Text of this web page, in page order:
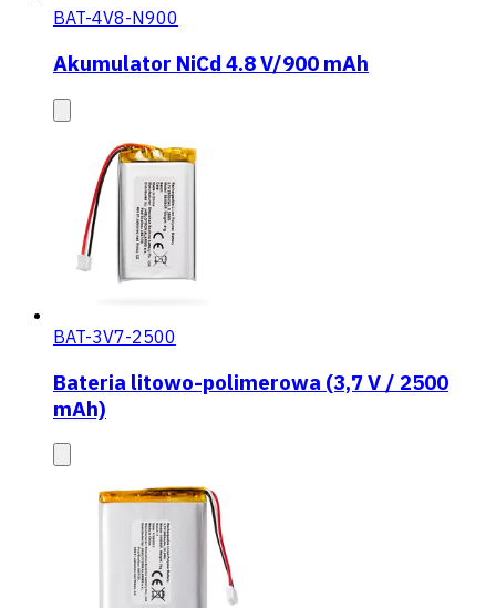
BAT-4V8-N900
Akumulator NiCd 4.8 V/900 mAh
BAT-3V7-2500
Bateria litowo-polimerowa (3,7 V / 2500
mAh)